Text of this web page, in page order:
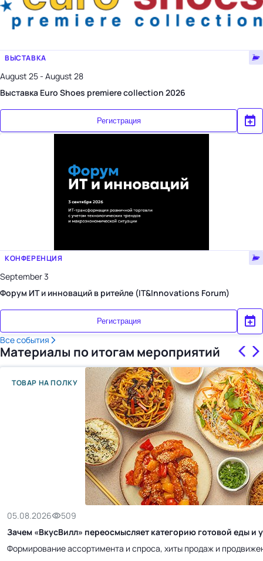
ВЫСТАВКА
August 25 - August 28
Выставка Euro Shoes premiere collection 2026
Регистрация
КОНФЕРЕНЦИЯ
September 3
Форум ИТ и инноваций в ритейле (IT&Innovations Forum)
Регистрация
Все события
Материалы по итогам мероприятий
ТОВАР НА ПОЛКУ
05.08.2026
509
Зачем «ВкусВилл» переосмысляет категорию готовой еды и
Формирование ассортимента и спроса, хиты продаж и